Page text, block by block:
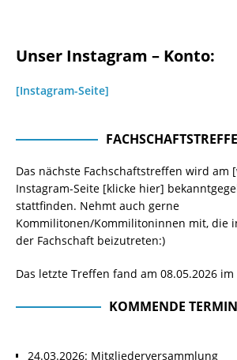
Unser Instagram – Konto:
[Instagram-Seite]
Das nächste Fachschaftstreffen wird am
Instagram-Seite [klicke hier]
stattfinden. Nehmt auch gerne
Kommilitonen/Kommilitoninnen mit, die
der Fachschaft beizutreten:)
Das letzte Treffen fand am 08.05.2026
KOMMENDE
24.03.2026: Mitgliederversammlung